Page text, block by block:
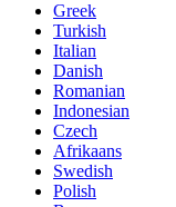
Greek
Turkish
Italian
Danish
Romanian
Indonesian
Czech
Afrikaans
Swedish
Polish